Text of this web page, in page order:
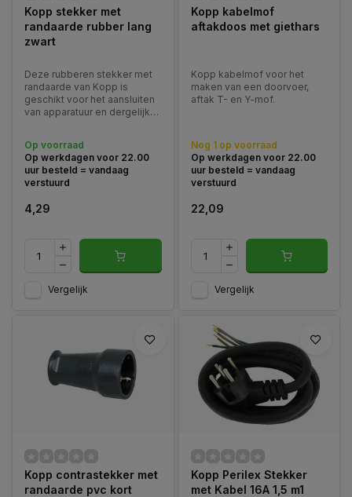
Kopp stekker met
randaarde rubber lang
zwart
Deze rubberen stekker met
randaarde van Kopp is
geschikt voor het aansluiten
van apparatuur en dergelijke
Op voorraad
Op werkdagen voor 22.00
uur besteld = vandaag
verstuurd
4,29
Vergelijk
Kopp kabelmof
aftakdoos met giethars
Kopp kabelmof voor het
maken van een doorvoer,
aftak T- en Y-mof.
Nog 1 op voorraad
Op werkdagen voor 22.00
uur besteld = vandaag
verstuurd
22,09
Vergelijk
Kopp contrastekker met
randaarde pvc kort
Kopp Perilex Stekker
met Kabel 16A 1,5 m1